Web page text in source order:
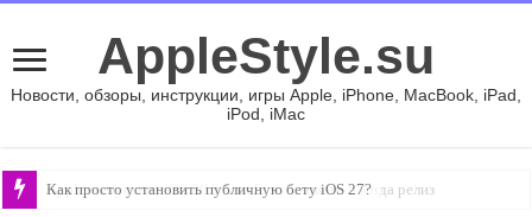
AppleStyle.su
Новости, обзоры, инструкции, игры Apple, iPhone, MacBook, iPad,
iPod, iMac
Как просто установить публичную бету iOS 27?
Apple выпустила iOS 26.6 beta 5: что нового и когда релиз